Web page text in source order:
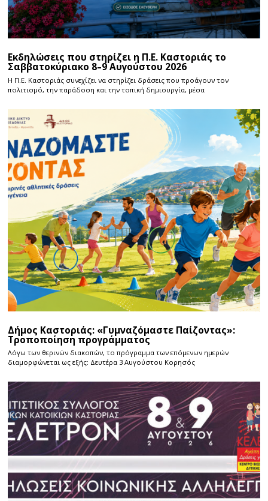
Εκδηλώσεις που στηρίζει η Π.Ε. Καστοριάς το
Σαββατοκύριακο 8–9 Αυγούστου 2026
Η Π.E. Καστοριάς συνεχίζει να στηρίζει δράσεις που προάγουν τον
πολιτισμό, την παράδοση και την τοπική δημιουργία, μέσα
Δήμος Καστοριάς: «Γυμναζόμαστε Παίζοντας»:
Τροποποίηση προγράμματος
Λόγω των θερινών διακοπών, το πρόγραμμα των επόμενων ημερών
διαμορφώνεται ως εξής: Δευτέρα 3 Αυγούστου Κορησός